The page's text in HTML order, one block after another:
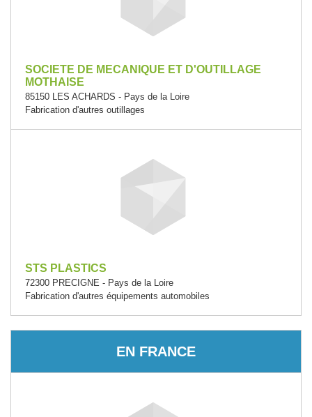
SOCIETE DE MECANIQUE ET D'OUTILLAGE
MOTHAISE
85150 LES ACHARDS - Pays de la Loire
Fabrication d'autres outillages
STS PLASTICS
72300 PRECIGNE - Pays de la Loire
Fabrication d'autres équipements automobiles
EN FRANCE